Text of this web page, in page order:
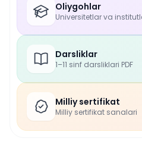
Oliygohlar
Universitetlar va
Darsliklar
1–11 sinf darsliklari PDF
Milliy sertifikat
Milliy sertifikat sanalari